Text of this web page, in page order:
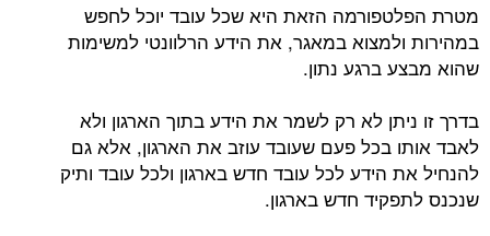
מטרת הפלטפורמה הזאת היא שכל עובד יוכל לחפש
במהירות ולמצוא במאגר, את הידע הרלוונטי למשימות
שהוא מבצע ברגע נתון.
בדרך זו ניתן לא רק לשמר את הידע בתוך הארגון ולא
לאבד אותו בכל פעם שעובד עוזב את הארגון, אלא גם
להנחיל את הידע לכל עובד חדש בארגון ולכל עובד ותיק
שנכנס לתפקיד חדש בארגון.